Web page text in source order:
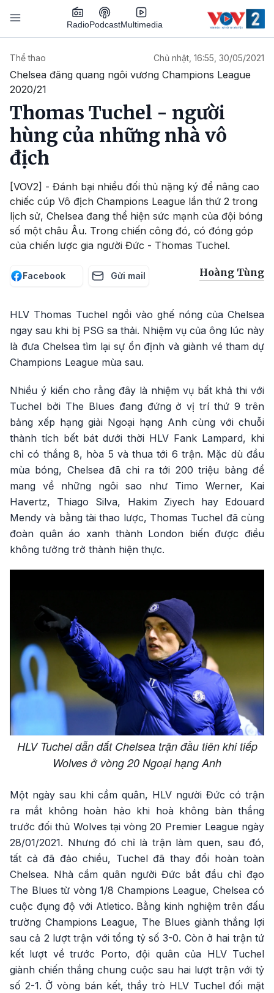
Nhảy đến nội dung
RadioPodcastMultimedia
Thể thao Chủ nhật, 16:55, 30/05/2021
Chelsea đăng quang ngôi vương Champions League
2020/21
Thomas Tuchel - người
hùng của những nhà vô
địch
[VOV2] - Đánh bại nhiều đối thủ nặng ký để nâng cao
chiếc cúp Vô địch Champions League lần thứ 2 trong
lịch sử, Chelsea đang thể hiện sức mạnh của đội bóng
số một châu Âu. Trong chiến công đó, có đóng góp
của chiến lược gia người Đức - Thomas Tuchel.
Facebook Gửi mail Hoàng Tùng
HLV Thomas Tuchel ngồi vào ghế nóng của Chelsea
ngay sau khi bị PSG sa thải. Nhiệm vụ của ông lúc này
là đưa Chelsea tìm lại sự ổn định và giành vé tham dự
Champions League mùa sau.
Nhiều ý kiến cho rằng đây là nhiệm vụ bất khả thi với
Tuchel bởi The Blues đang đứng ở vị trí thứ 9 trên
bảng xếp hạng giải Ngoại hạng Anh cùng với chuỗi
thành tích bết bát dưới thời HLV Fank Lampard, khi
chỉ có thắng 8, hòa 5 và thua tới 6 trận. Mặc dù đầu
mùa bóng, Chelsea đã chi ra tới 200 triệu bảng để
mang về những ngôi sao như Timo Werner, Kai
Havertz, Thiago Silva, Hakim Ziyech hay Edouard
Mendy và bằng tài thao lược, Thomas Tuchel đã cùng
đoàn quân áo xanh thành London biến được điều
không tưởng trở thành hiện thực.
HLV Tuchel dẫn dắt Chelsea trận đầu tiên khi tiếp
Wolves ở vòng 20 Ngoại hạng Anh
Một ngày sau khi cầm quân, HLV người Đức có trận
ra mắt không hoàn hảo khi hoà không bàn thắng
trước đối thủ Wolves tại vòng 20 Premier League ngày
28/01/2021. Nhưng đó chỉ là trận làm quen, sau đó,
tất cả đã đảo chiều, Tuchel đã thay đổi hoàn toàn
Chelsea. Nhà cầm quân người Đức bắt đầu chỉ đạo
The Blues từ vòng 1/8 Champions League, Chelsea có
cuộc đụng độ với Atletico. Bằng kinh nghiệm trên đấu
trường Champions League, The Blues giành thắng lợi
sau cả 2 lượt trận với tổng tỷ số 3-0. Còn ở hai trận tứ
kết lượt về trước Porto, đội quân của HLV Tuchel
giành chiến thắng chung cuộc sau hai lượt trận với tỷ
số 2-1. Ở vòng bán kết, thầy trò HLV Tuchel đối mặt